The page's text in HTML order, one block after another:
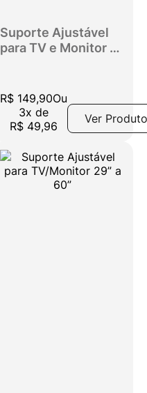
Suporte Ajustável
para TV e Monitor de
R$ 149,90Ou
3x de
R$ 49,96
Ver Produto